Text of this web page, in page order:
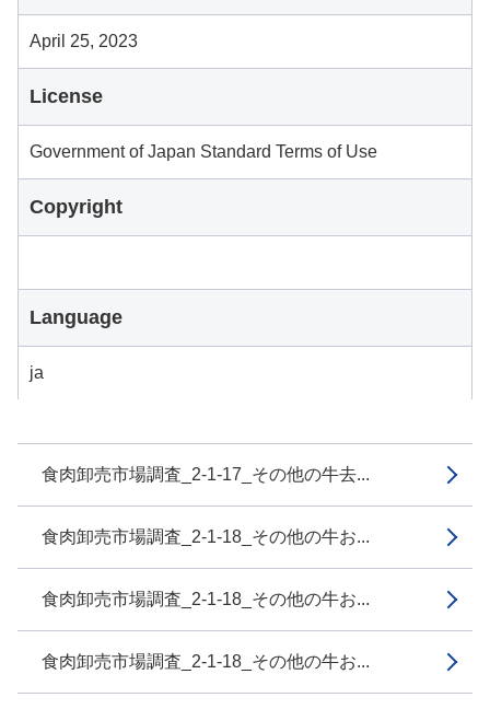
食肉卸売市場調査_2-1-17_その他の牛去...
食肉卸売市場調査_2-1-18_その他の牛お...
食肉卸売市場調査_2-1-18_その他の牛お...
食肉卸売市場調査_2-1-18_その他の牛お...
April 25, 2023
License
Government of Japan Standard Terms of Use
Copyright
Language
ja